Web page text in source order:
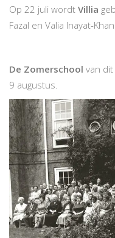
Op 22 juli wordt Villia
Fazal en Valia Inayat-Khan
De Zomerschool van
9 augustus.